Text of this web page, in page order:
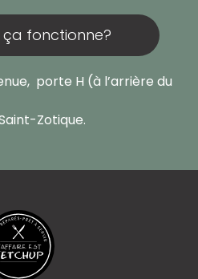
fonctionne?
porte H (à l’arrière du
Zotique.